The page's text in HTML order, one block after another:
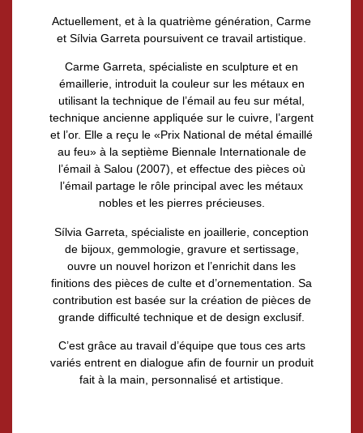
Actuellement, et à la quatrième génération, Carme
et Sílvia Garreta poursuivent ce travail artistique.
Carme Garreta, spécialiste en sculpture et en
émaillerie, introduit la couleur sur les métaux en
utilisant la technique de l’émail au feu sur métal,
technique ancienne appliquée sur le cuivre, l’argent
et l’or. Elle a reçu le «Prix National de métal émaillé
au feu» à la septième Biennale Internationale de
l’émail à Salou (2007), et effectue des pièces où
l’émail partage le rôle principal avec les métaux
nobles et les pierres précieuses.
Sílvia Garreta, spécialiste en joaillerie, conception
de bijoux, gemmologie, gravure et sertissage,
ouvre un nouvel horizon et l’enrichit dans les
finitions des pièces de culte et d’ornementation. Sa
contribution est basée sur la création de pièces de
grande difficulté technique et de design exclusif.
C’est grâce au travail d’équipe que tous ces arts
variés entrent en dialogue afin de fournir un produit
fait à la main, personnalisé et artistique.